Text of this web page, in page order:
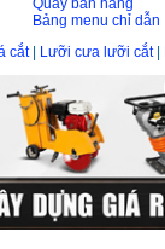
Quầy bán hàng
Bảng menu chỉ dẫn
cắt| Lưỡi cưa lưỡi cắt|